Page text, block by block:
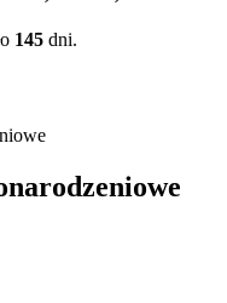
145dni.